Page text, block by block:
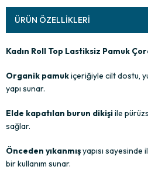
ÜRÜN ÖZELLIKLERI
Kadın Roll Top Lastiksiz Pamuk
Organik pamukiçeriğiyle cilt dostu,
yapı sunar.
Elde kapatılan burun dikişiile
sağlar.
Önceden yıkanmışyapısı
bir kullanım sunar.